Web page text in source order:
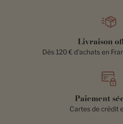
Livraison
Dès 120 € d'achats en
Paiement
Cartes de crédit